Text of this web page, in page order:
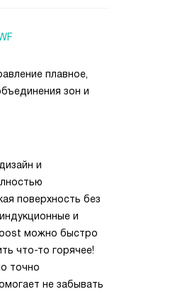
плавное,
зон и
и
поверхность без
и
можно быстро
что-то горячее!
точно
не забывать